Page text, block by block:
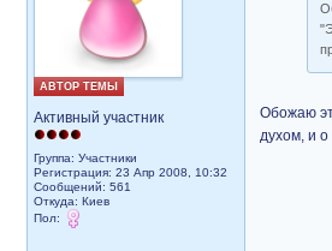
АВТОР ТЕМЫ
Активный участник
Группа: Участники
Регистрация: 23 Апр 2008, 10:32
Сообщений: 561
Откуда: Киев
Пол:
Обожаю
духом, и